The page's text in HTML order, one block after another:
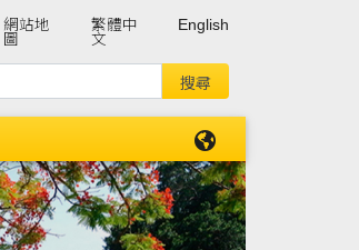
網站地
圖
繁體中
文
English